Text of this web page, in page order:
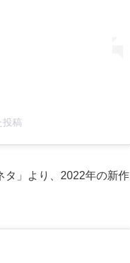
投稿
タ」より、2022年の新作